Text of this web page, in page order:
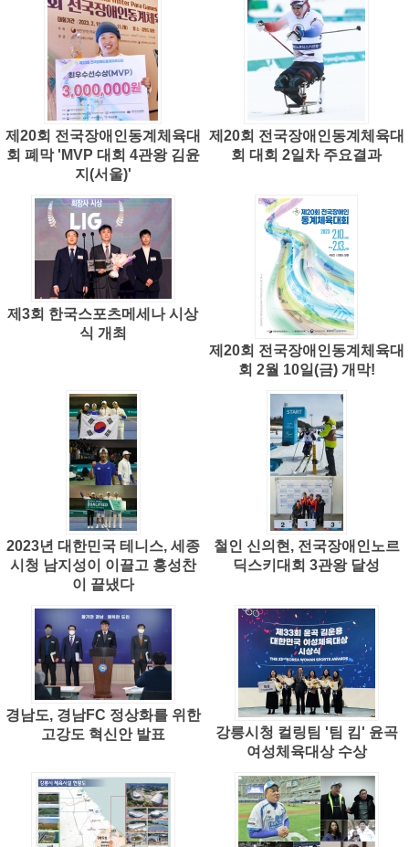
제20회 전국장애인동계체육대
회 폐막 'MVP 대회 4관왕 김윤
지(서울)'
제20회 전국장애인동계체육대
회 대회 2일차 주요결과
제3회 한국스포츠메세나 시상
식 개최
제20회 전국장애인동계체육대
회 2월 10일(금) 개막!
2023년 대한민국 테니스, 세종
시청 남지성이 이끌고 홍성찬
이 끝냈다
철인 신의현, 전국장애인노르
딕스키대회 3관왕 달성
경남도, 경남FC 정상화를 위한
고강도 혁신안 발표
강릉시청 컬링팀 '팀 킴' 윤곡
여성체육대상 수상